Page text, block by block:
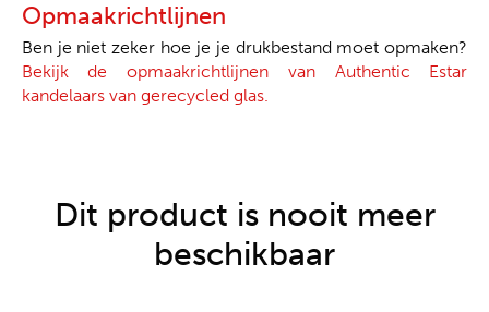
Opmaakrichtlijnen
Ben je niet zeker hoe je je drukbestand moet opmaken?
Bekijk de opmaakrichtlijnen van Authentic Estar
kandelaars van gerecycled glas.
Dit product is nooit meer
beschikbaar